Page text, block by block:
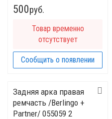
500руб.
Товар временно
отсутствует
Сообщить о появлении
Задняя арка правая
ремчасть /Berlingo +
Partner/ 055059 2